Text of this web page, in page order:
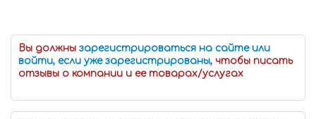
Вы должны зарегистрироваться на сайте или
войти, если уже зарегистрированы, чтобы писать
отзывы о компании и ее товарах/услугах